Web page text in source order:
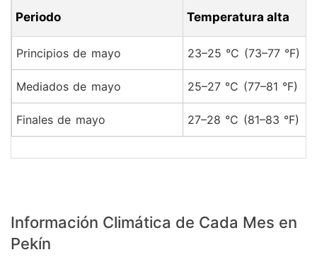
Periodo Temperatura alta
Principios de mayo 23–25 °C (73–77 °F)
Mediados de mayo 25–27 °C (77–81 °F)
Finales de mayo 27–28 °C (81–83 °F)
Información Climática de Cada Mes en
Pekín